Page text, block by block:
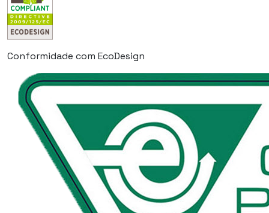
Conformidade com EcoDesign